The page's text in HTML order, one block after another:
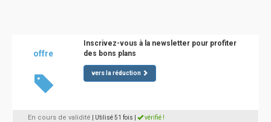
offre
Inscrivez-vous à la newsletter pour profiter
des bons plans
vers la réduction
En cours de validité | Utilisé 51 fois vérifié !